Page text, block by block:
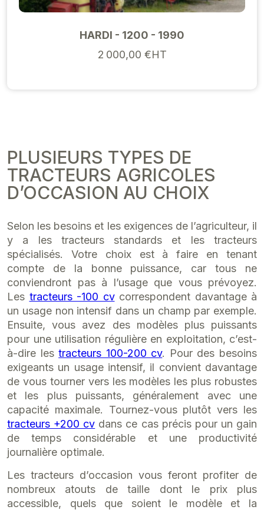
HARDI - 1200 - 1990
2 000,00 €HT
PLUSIEURS TYPES DE
TRACTEURS AGRICOLES
D’OCCASION AU CHOIX
Selon les besoins et les exigences de l’agriculteur, il
y a les tracteurs standards et les tracteurs
spécialisés. Votre choix est à faire en tenant
compte de la bonne puissance, car tous ne
conviendront pas à l’usage que vous prévoyez.
Les tracteurs -100 cvcorrespondent davantage à
un usage non intensif dans un champ par exemple.
Ensuite, vous avez des modèles plus puissants
pour une utilisation régulière en exploitation, c’est-
à-dire lestracteurs 100-200 cv. Pour des besoins
exigeants un usage intensif, il convient davantage
de vous tourner vers les modèles les plus robustes
et les plus puissants, généralement avec une
capacité maximale. Tournez-vous plutôt vers les
tracteurs +200 cv dans ce cas précis pour un gain
de temps considérable et une productivité
journalière optimale.
Les tracteurs d’occasion vous feront profiter de
nombreux atouts de taille dont le prix plus
accessible, quels que soient le modèle et la